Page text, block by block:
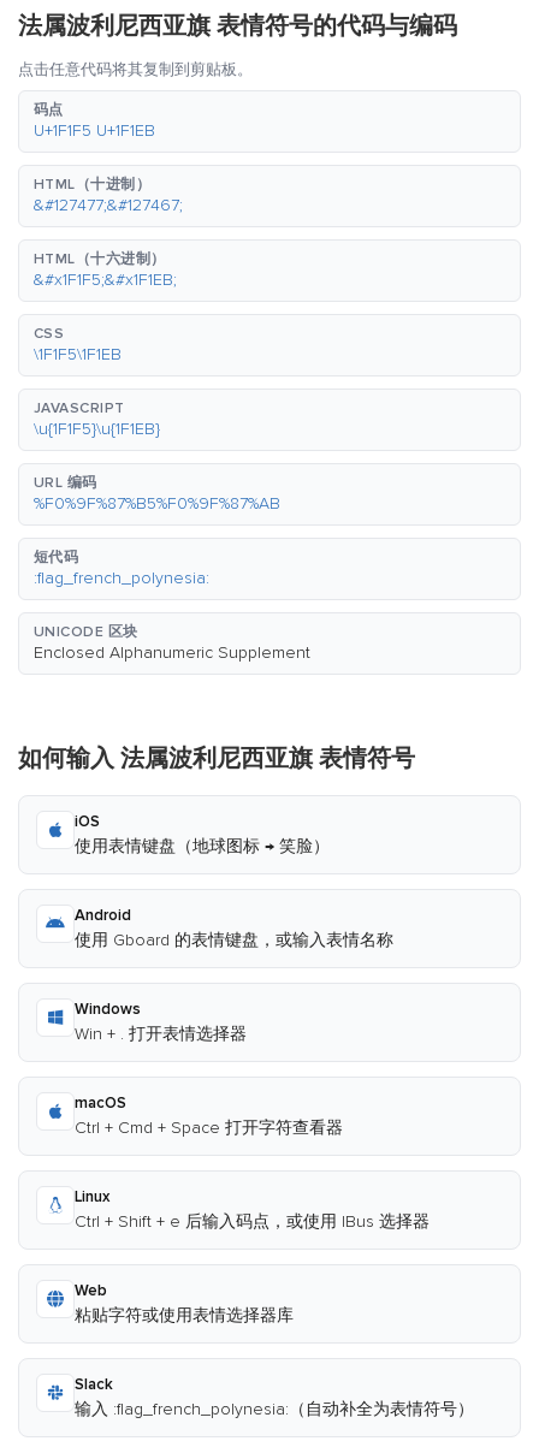
法属波利尼西亚旗 表情符号的代码与编码
点击任意代码将其复制到剪贴板。
码点
U+1F1F5 U+1F1EB
HTML（十进制）
&#127477;&#127467;
HTML（十六进制）
&#x1F1F5;&#x1F1EB;
CSS
\1F1F5\1F1EB
JAVASCRIPT
\u{1F1F5}\u{1F1EB}
URL 编码
%F0%9F%87%B5%F0%9F%87%AB
短代码
:flag_french_polynesia:
UNICODE 区块
Enclosed Alphanumeric Supplement
如何输入 法属波利尼西亚旗 表情符号
iOS
使用表情键盘（地球图标 → 笑脸）
Android
使用 Gboard 的表情键盘，或输入表情名称
Windows
Win + . 打开表情选择器
macOS
Ctrl + Cmd + Space 打开字符查看器
Linux
Ctrl + Shift + e 后输入码点，或使用 IBus 选择器
Web
粘贴字符或使用表情选择器库
Slack
输入 :flag_french_polynesia:（自动补全为表情符号）